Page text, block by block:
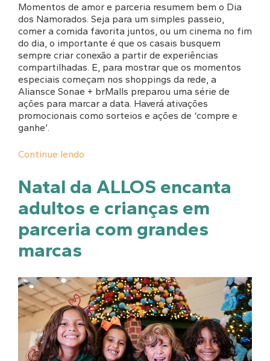
Momentos de amor e parceria resumem bem o Dia
dos Namorados. Seja para um simples passeio,
comer a comida favorita juntos, ou um cinema no fim
do dia, o importante é que os casais busquem
sempre criar conexão a partir de experiências
compartilhadas. E, para mostrar que os momentos
especiais começam nos shoppings da rede, a
Aliansce Sonae + brMalls preparou uma série de
ações para marcar a data. Haverá ativações
promocionais como sorteios e ações de ‘compre e
ganhe’.
Continue lendo
Natal da ALLOS encanta
adultos e crianças em
parceria com grandes
marcas